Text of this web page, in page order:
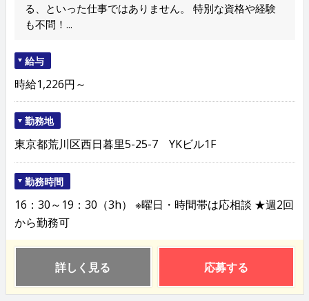
る、といった仕事ではありません。 特別な資格や経験
も不問！...
給与
時給1,226円～
勤務地
東京都荒川区西日暮里5-25-7 YKビル1F
勤務時間
16：30～19：30（3h） ※曜日・時間帯は応相談 ★週2回
から勤務可
詳しく見る 応募する